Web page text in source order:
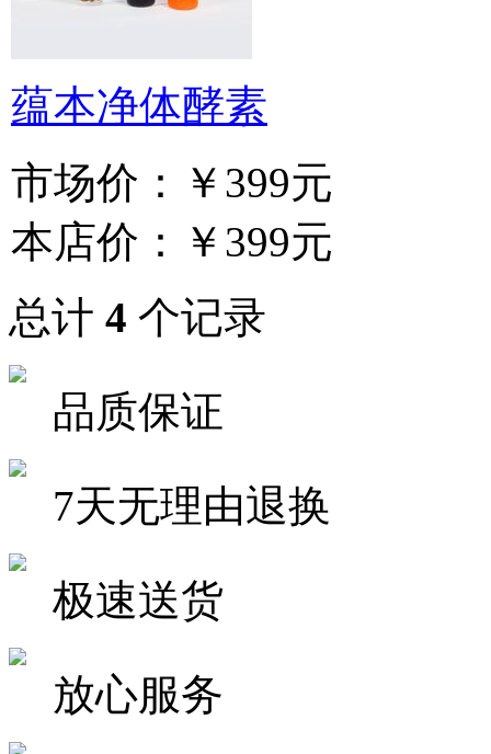
蕴本净体酵素
市场价：
￥399元
本店价：
￥399元
总计 4 个记录
品质保证
7天无理由退换
极速送货
放心服务